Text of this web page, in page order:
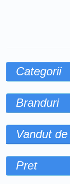
Categorii
Branduri
Vandut de
Pret